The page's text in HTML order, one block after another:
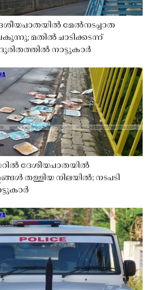
മേൽനടപ്പാത
മതിൽ ചാടിക്കടന്ന്
നാട്ടുകാർ
ദേശീയപാതയിൽ
തള്ളിയ നിലയിൽ; നടപടി